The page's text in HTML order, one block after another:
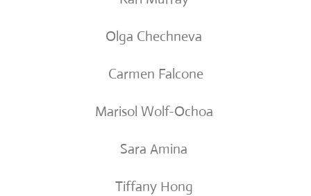
Olga Chechneva
Carmen Falcone
Marisol Wolf-Ochoa
Sara Amina
Tiffany Hong